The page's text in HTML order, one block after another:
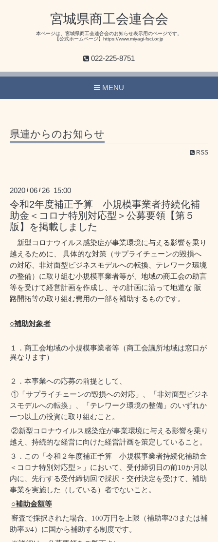
宮城県商工会連合会
本ページは、宮城県商工会連合会のお知らせ表示用のページです。
【公式ホームページ】https://www.miyagi-fsci.or.jp
022-225-8751
MENU
県連からのお知らせ
RSS
2020 /06 / 26 15:00
令和2年度補正予算 小規模事業者持続化補
助金＜コロナ特別対応型＞公募要領【第５
版】を掲載しました
新型コロナウイルス感染症が事業環境に与える影響を乗り
越えるために、 具体的な対策（サプライチェーンの毀損へ
の対応、非対面型ビジネスモデルへの転換、テレワーク環境
の整備）に取り組む小規模事業者等が、地域の商工会の助言
等を受けて経営計画を作成し、その計画に沿って地道な 販
路開拓等の取り組む費用の一部を補助するものです。
○補助対象者
１．商工会地域の小規模事業者等（商工会議所地域は窓口が
異なります）
２．本事業への応募の前提として、
①「サプライチェーンの毀損への対応 」、「非対面型ビジネ
スモデルへの転換」、「テレワーク環境の整備」のいずれか
一つ以上の投資に取り組むこと。
②新型コロナウイルス感染症が事業環境に与える影響を乗り
越え、持続的な経営に向けた経営計画を策定していること。
３．この「令和２年度補正予算 小規模事業者持続化補助金
＜コロナ特別対応型＞」において、受付締切日の前10か月以
内に、先行する受付締切回で採択・交付決定を受けて、補助
事業を実施した（している）者でないこと。
○補助金額等
審査で採択された場合、 100万円を上限（補助率2/3 または補
助率3/4）に国から補助する制度です。